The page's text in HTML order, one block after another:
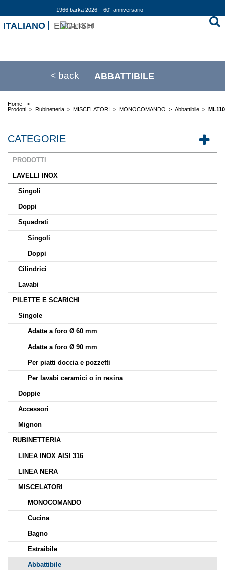
1966 barka 2026 – 60° anniversario
ITALIANO ENGLISH
< back ABBATTIBILE
Home
>
Prodotti > Rubinetteria > MISCELATORI > MONOCOMANDO > Abbattibile >
CATEGORIE
PRODOTTI
LAVELLI INOX
Singoli
Doppi
Squadrati
Singoli
Doppi
Cilindrici
Lavabi
PILETTE E SCARICHI
Singole
Adatte a foro Ø 60 mm
Adatte a foro Ø 90 mm
Per piatti doccia e pozzetti
Per lavabi ceramici o in resina
Doppie
Accessori
Mignon
RUBINETTERIA
LINEA INOX AISI 316
LINEA NERA
MISCELATORI
MONOCOMANDO
Cucina
Bagno
Estraibile
Abbattibile